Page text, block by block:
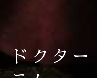
ドクター